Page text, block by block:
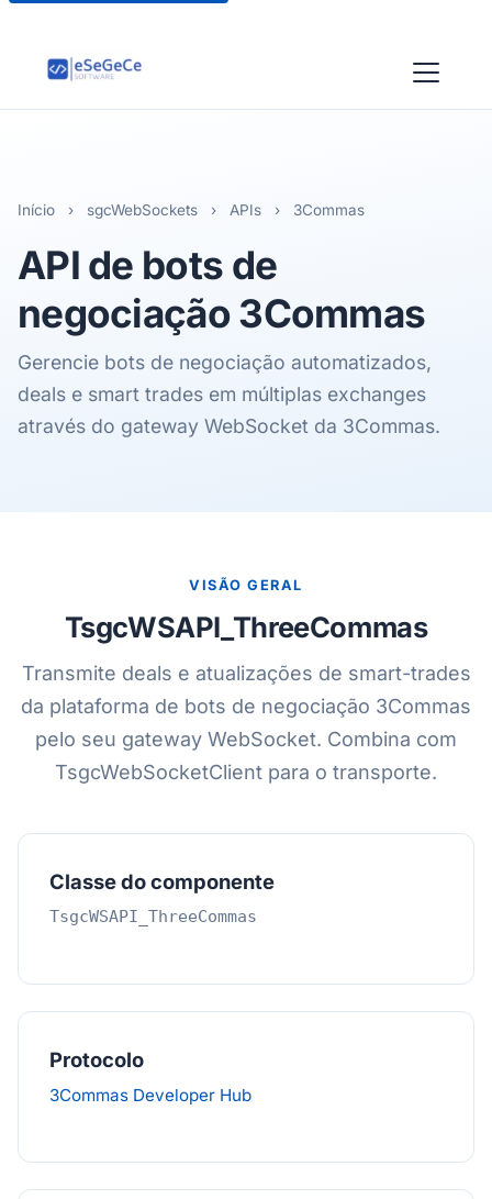
Início › sgcWebSockets › APIs › 3Commas
API de bots de
negociação3Commas
Gerencie bots de negociação automatizados,
deals e smart trades em múltiplas exchanges
através do gateway WebSocket da 3Commas.
VISÃO GERAL
TsgcWSAPI_ThreeCommas
Transmite deals e atualizações de smart-trades
da plataforma de bots de negociação 3Commas
pelo seu gateway WebSocket. Combina com
TsgcWebSocketClient para o transporte.
Classe do componente
TsgcWSAPI_ThreeCommas
Protocolo
3Commas Developer Hub